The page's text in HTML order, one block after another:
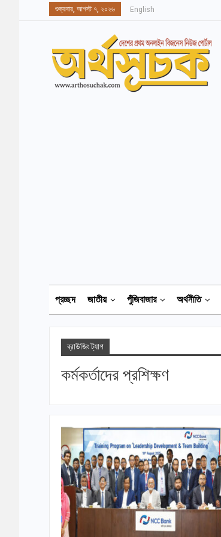
শুক্রবার, আগস্ট ৭, ২০২৬ English
প্রচ্ছদ জাতীয় পুঁজিবাজার অর্থনীতি
ব্রাউজিং ট্যাগ
কর্মকর্তাদের প্রশিক্ষণ